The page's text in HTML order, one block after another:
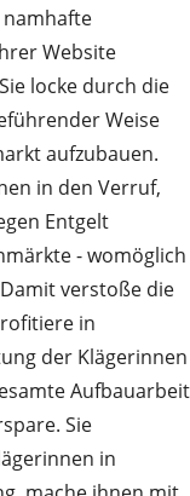
Website
locke durch die
Weise
aufzubauen.
in den Verruf,
Entgelt
- womöglich
verstoße die
in
der Klägerinnen
Aufbauarbeit
Sie
in